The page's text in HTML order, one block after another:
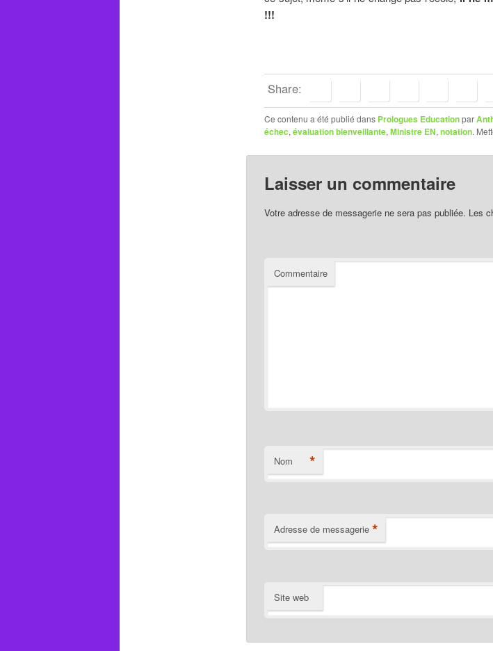
!!!
Share:
Ce contenu a été publié dans Prologues Educationpar
échec, évaluation bienveillante, Ministre EN, notation.
Laisser un commentaire
Votre adresse de messagerie ne sera pas publiée. Les
Commentaire
Nom *
Adresse de messagerie *
Site web